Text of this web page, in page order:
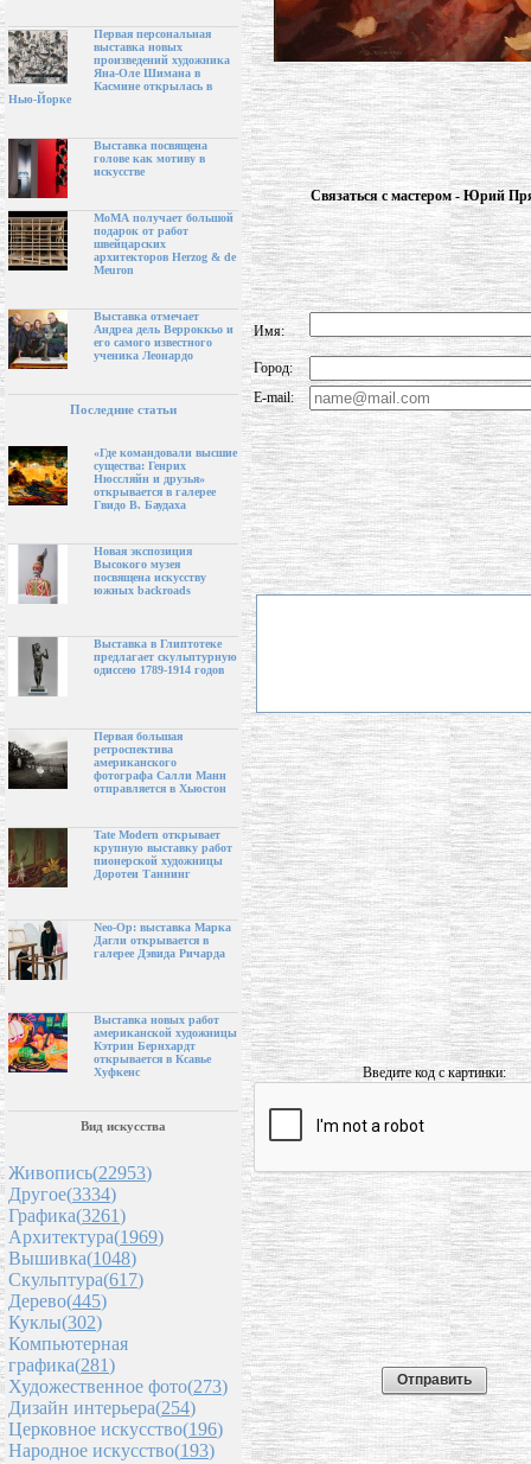
Первая персональная
выставка новых
произведений художника
Яна-Оле Шимана в
Касмине открылась в
Нью-Йорке
Выставка посвящена
голове как мотиву в
искусстве
МоМА получает большой
подарок от работ
швейцарских
архитекторов Herzog & de
Meuron
Выставка отмечает
Андреа дель Верроккьо и
его самого известного
ученика Леонардо
Последние статьи
«Где командовали высшие
существа: Генрих
Нюссляйн и друзья»
открывается в галерее
Гвидо В. Баудаха
Новая экспозиция
Высокого музея
посвящена искусству
южных backroads
Выставка в Глиптотеке
предлагает скульптурную
одиссею 1789-1914 годов
Первая большая
ретроспектива
американского
фотографа Салли Манн
отправляется в Хьюстон
Tate Modern открывает
крупную выставку работ
пионерской художницы
Доротеи Таннинг
Neo-Op: выставка Марка
Дагли открывается в
галерее Дэвида Ричарда
Выставка новых работ
американской художницы
Кэтрин Бернхардт
открывается в Ксавье
Хуфкенс
Вид искусства
Живопись(22953)
Другое(3334)
Графика(3261)
Архитектура(1969)
Вышивка(1048)
Скульптура(617)
Дерево(445)
Куклы(302)
Компьютерная
графика(281)
Художественное фото(273)
Дизайн интерьера(254)
Церковное искусство(196)
Народное искусство(193)
Связаться с мастером - Юрий
Имя:
Город:
E-mail:
Введите код с картинки: